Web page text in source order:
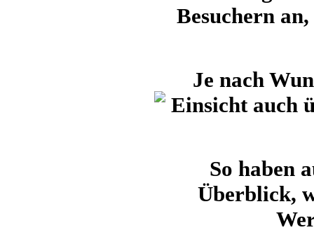
Besuchern
Je nach
Einsicht auch
So haben
Überblick,